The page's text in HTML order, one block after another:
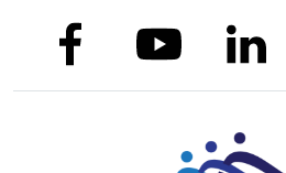
link to facebooklink to youtube